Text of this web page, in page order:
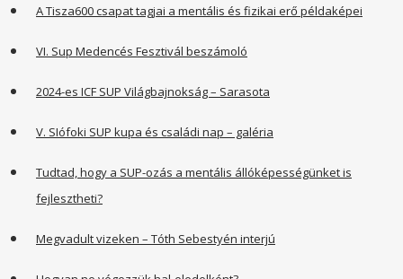
A Tisza600 csapat tagjai a mentális és fizikai erő példaképei
VI. Sup Medencés Fesztivál beszámoló
2024-es ICF SUP Világbajnokság – Sarasota
V. SIófoki SUP kupa és családi nap – galéria
Tudtad, hogy a SUP-ozás a mentális állóképességünket is
fejlesztheti?
Megvadult vizeken – Tóth Sebestyén interjú